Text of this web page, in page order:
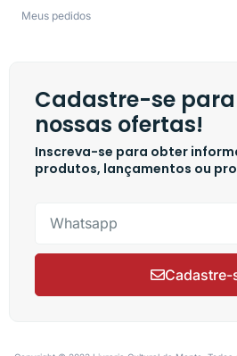
Meus pedidos
Cadastre-se
nossas ofertas!
Inscreva-se para obter
produtos, lançamentos ou
Cadastre-